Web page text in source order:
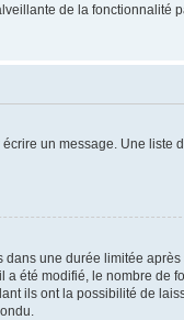
de la fonctionnalité
un message. Une liste
dans une durée limitée
été modifié, le nombre de
ils ont la possibilité de